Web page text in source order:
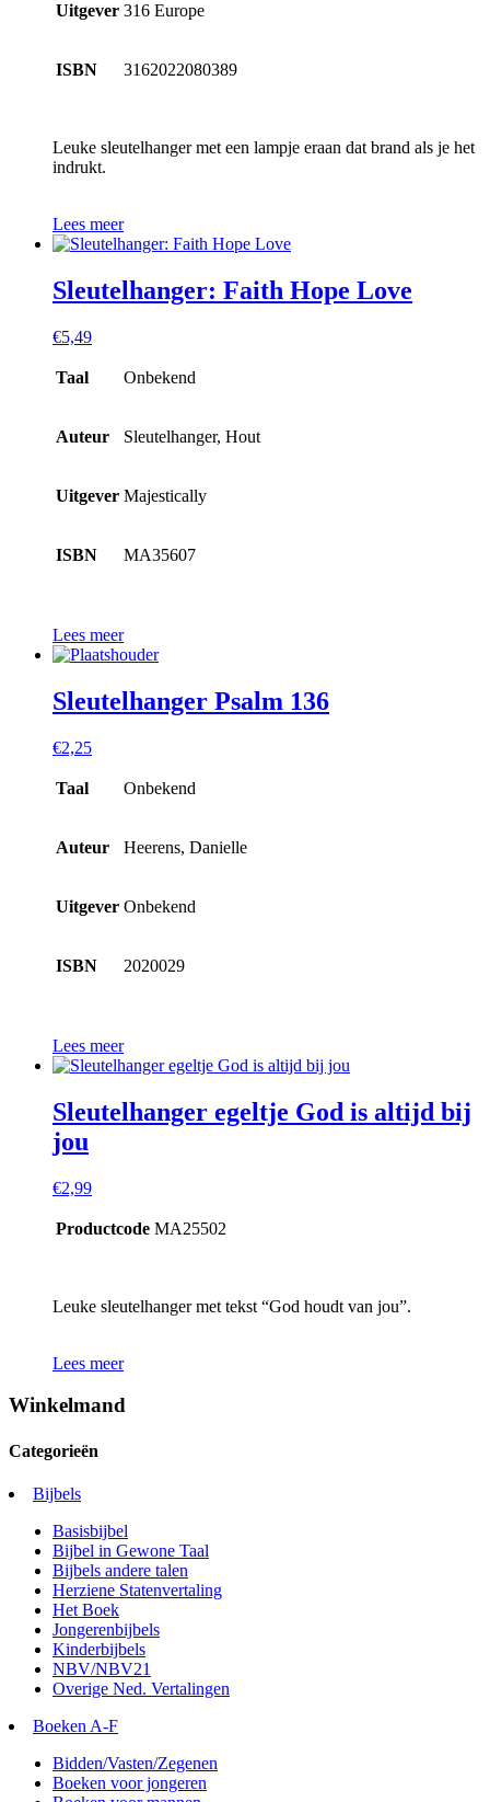
Uitgever 316 Europe
ISBN 3162022080389
Leuke sleutelhanger met een lampje eraan dat brand als je het
indrukt.
Lees meer
Sleutelhanger: Faith Hope Love
€5,49
Taal Onbekend
Auteur Sleutelhanger, Hout
Uitgever Majestically
ISBN MA35607
Lees meer
Sleutelhanger Psalm 136
€2,25
Taal Onbekend
Auteur Heerens, Danielle
Uitgever Onbekend
ISBN 2020029
Lees meer
Sleutelhanger egeltje God is altijd bij
jou
€2,99
Productcode MA25502
Leuke sleutelhanger met tekst “God houdt van jou”.
Lees meer
Winkelmand
Categorieën
Bijbels
Basisbijbel
Bijbel in Gewone Taal
Bijbels andere talen
Herziene Statenvertaling
Het Boek
Jongerenbijbels
Kinderbijbels
NBV/NBV21
Overige Ned. Vertalingen
Boeken A-F
Bidden/Vasten/Zegenen
Boeken voor jongeren